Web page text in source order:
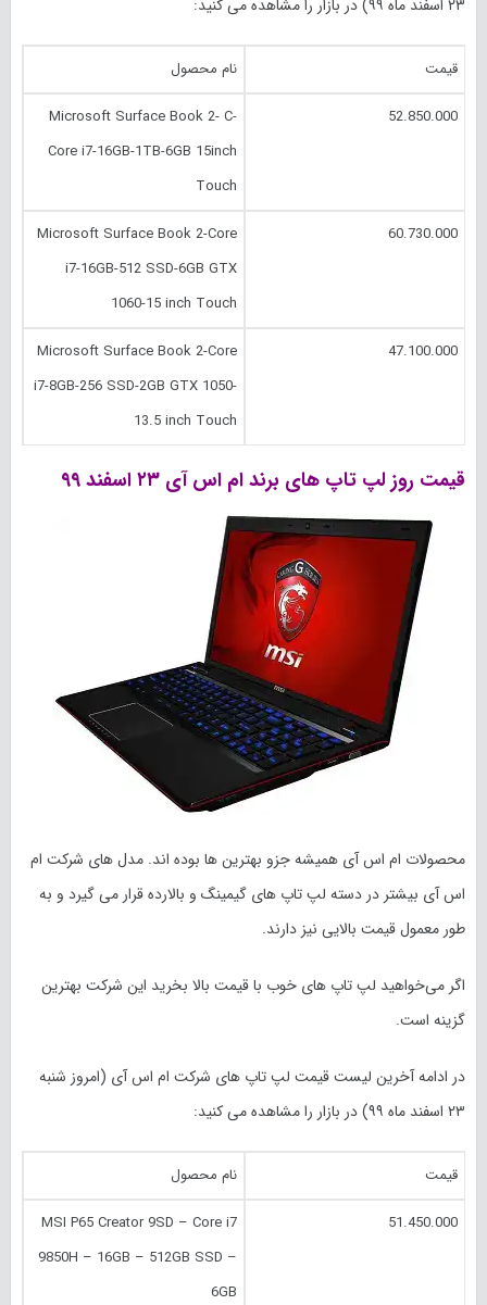
۲۳ اسفند ماه ۹۹) در بازار را مشاهده می کنید:
قیمت نام محصول
52.850.000
Microsoft Surface Book 2- C-
Core i7-16GB-1TB-6GB 15inch
Touch
60.730.000
Microsoft Surface Book 2-Core
i7-16GB-512 SSD-6GB GTX
1060-15 inch Touch
47.100.000
Microsoft Surface Book 2-Core
i7-8GB-256 SSD-2GB GTX 1050-
13.5 inch Touch
قیمت روز لپ تاپ های برند ام اس آی ۲۳ اسفند ۹۹
محصولات ام اس آی همیشه جزو بهترین ها بوده اند. مدل های شرکت ام
اس آی بیشتر در دسته لپ تاپ های گیمینگ و بالارده قرار می گیرد و به
طور معمول قیمت بالایی نیز دارند.
اگر می‌خواهید لپ تاپ های خوب با قیمت بالا بخرید این شرکت بهترین
گزینه است.
در ادامه آخرین لیست قیمت لپ تاپ های شرکت ام اس آی (امروز شنبه
۲۳ اسفند
ماه ۹۹) در بازار را مشاهده می کنید:
قیمت نام محصول
51.450.000
MSI P65 Creator 9SD – Core i7
9850H – 16GB – 512GB SSD –
6GB